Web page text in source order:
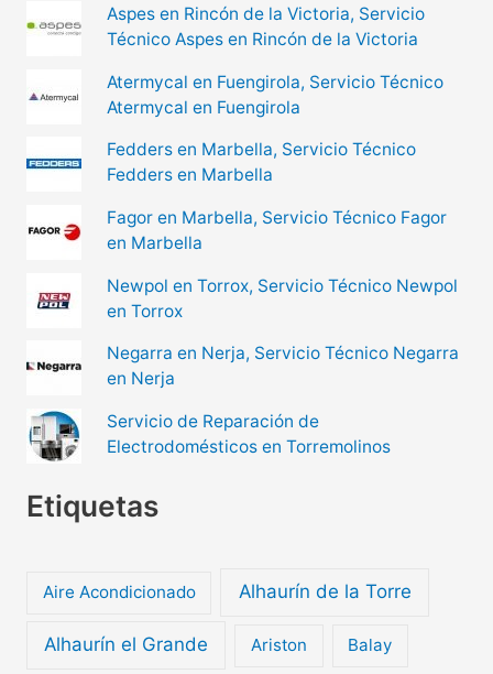
Aspes en Rincón de la Victoria, Servicio
Técnico Aspes en Rincón de la Victoria
Atermycal en Fuengirola, Servicio Técnico
Atermycal en Fuengirola
Fedders en Marbella, Servicio Técnico
Fedders en Marbella
Fagor en Marbella, Servicio Técnico Fagor
en Marbella
Newpol en Torrox, Servicio Técnico Newpol
en Torrox
Negarra en Nerja, Servicio Técnico Negarra
en Nerja
Servicio de Reparación de
Electrodomésticos en Torremolinos
Etiquetas
Aire Acondicionado Alhaurín de la Torre
Alhaurín el Grande Ariston Balay